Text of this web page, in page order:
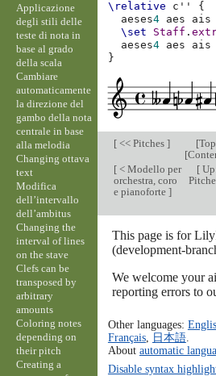
\relative c''
{
aeses4 aes ais
\set
Staff .
aeses4 aes ais
}
[<< Pitches ] [Top
[
[< Modello per
orchestra, coro
e pianoforte ]
[
This page is for
(development-
We welcome your
reporting errors to
Other languages:
Français, 日本語.
About automatic
Disable syntax
Applicazione
degli stili delle
teste di nota in
base al grado
della scala
Cambiare
automaticamente
la direzione del
gambo della nota
centrale in base
alla melodia
Changing ottava
text
Modifica
dell’intervallo
dell’ambitus
Changing the
interval of lines
on the stave
Clefs can be
transposed by
arbitrary
amounts
Coloring notes
depending on
their pitch
Creating a